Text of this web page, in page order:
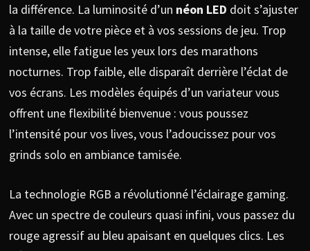
la différence. La luminosité d’un néon LED doit s’ajuster
à la taille de votre pièce et à vos sessions de jeu. Trop
intense, elle fatigue les yeux lors des marathons
nocturnes. Trop faible, elle disparaît derrière l’éclat de
vos écrans. Les modèles équipés d’un variateur vous
offrent une flexibilité bienvenue : vous poussez
l’intensité pour vos lives, vous l’adoucissez pour vos
grinds solo en ambiance tamisée.
La technologie RGB a révolutionné l’éclairage gaming.
Avec un spectre de couleurs quasi infini, vous passez du
rouge agressif au bleu apaisant en quelques clics. Les